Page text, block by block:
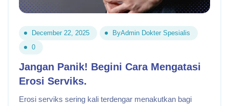
December 22, 2025 ByAdmin Dokter Spesialis
0
Jangan Panik! Begini Cara Mengatasi
Erosi Serviks.
Erosi serviks sering kali terdengar menakutkan bagi